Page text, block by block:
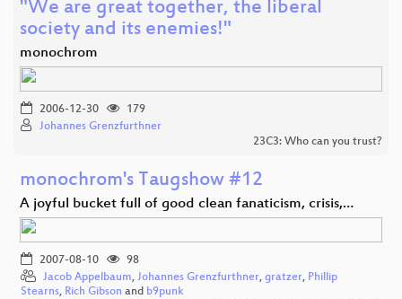
"We are great together, the liberal
society and its enemies!"
monochrom
2006-12-30
179
Johannes Grenzfurthner
23C3: Who can you trust?
monochrom's Taugshow #12
A joyful bucket full of good clean fanaticism, crisis,…
2007-08-10
98
Jacob Appelbaum, Johannes Grenzfurthner, gratzer, Phillip
Stearns, Rich Gibson and b9punk